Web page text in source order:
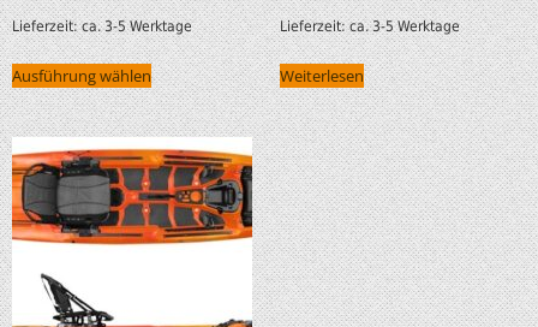
Lieferzeit:ca. 3-5 Werktage
Ausführung wählen
Lieferzeit:ca. 3-5 Werktage
Weiterlesen